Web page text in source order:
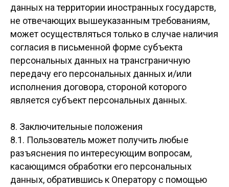
данных на территории иностранных государств,
не отвечающих вышеуказанным требованиям,
может осуществляться только в случае наличия
согласия в письменной форме субъекта
персональных данных на трансграничную
передачу его персональных данных и/или
исполнения договора, стороной которого
является субъект персональных данных.
8. Заключительные положения
8.1. Пользователь может получить любые
разъяснения по интересующим вопросам,
касающимся обработки его персональных
данных, обратившись к Оператору с помощью